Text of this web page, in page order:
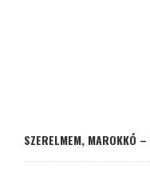
SZERELMEM, MAROKKÓ